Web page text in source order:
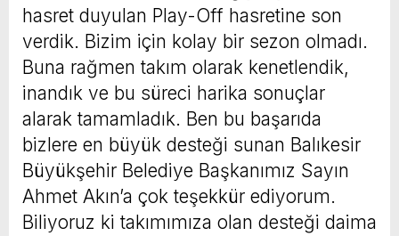
hasret duyulan Play-Off hasretine son
verdik. Bizim için kolay bir sezon olmadı.
Buna rağmen takım olarak kenetlendik,
inandık ve bu süreci harika sonuçlar
alarak tamamladık. Ben bu başarıda
bizlere en büyük desteği sunan Balıkesir
Büyükşehir Belediye Başkanımız Sayın
Ahmet Akın’a çok teşekkür ediyorum.
Biliyoruz ki takımımıza olan desteği daima